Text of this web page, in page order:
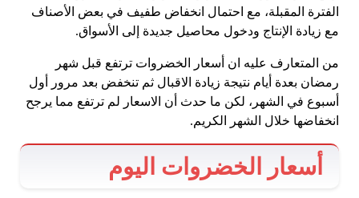
الفترة المقبلة، مع احتمال انخفاض طفيف في بعض الأصناف
مع زيادة الإنتاج ودخول محاصيل جديدة إلى الأسواق.
من المتعارف عليه ان أسعار الخضروات ترتفع قبل شهر
رمضان بعدة أيام نتيجة زيادة الاقبال ثم تنخفض بعد مرور أول
أسبوع في الشهر، لكن ما حدث أن الاسعار لم ترتفع مما يرجح
انخفاضها خلال الشهر الكريم.
أسعار الخضروات اليوم